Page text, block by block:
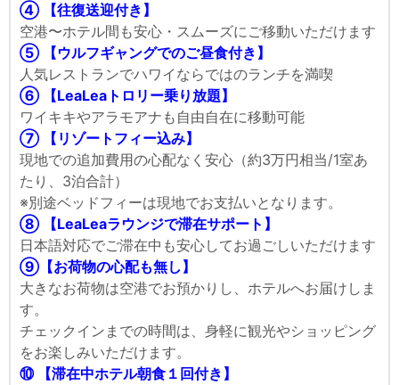
④ 【往復送迎付き】
空港〜ホテル間も安心・スムーズにご移動いただけます
⑤ 【ウルフギャングでのご昼食付き】
人気レストランでハワイならではのランチを満喫
⑥ 【LeaLeaトロリー乗り放題】
ワイキキやアラモアナも自由自在に移動可能
⑦ 【リゾートフィー込み】
現地での追加費用の心配なく安心（約3万円相当/1室あ
たり、3泊合計）
※別途ベッドフィーは現地でお支払いとなります。
⑧ 【LeaLeaラウンジで滞在サポート】
日本語対応でご滞在中も安心してお過ごしいただけます
⑨【お荷物の心配も無し】
大きなお荷物は空港でお預かりし、ホテルへお届けしま
す。
チェックインまでの時間は、身軽に観光やショッピング
をお楽しみいただけます。
⑩ 【滞在中ホテル朝食１回付き】